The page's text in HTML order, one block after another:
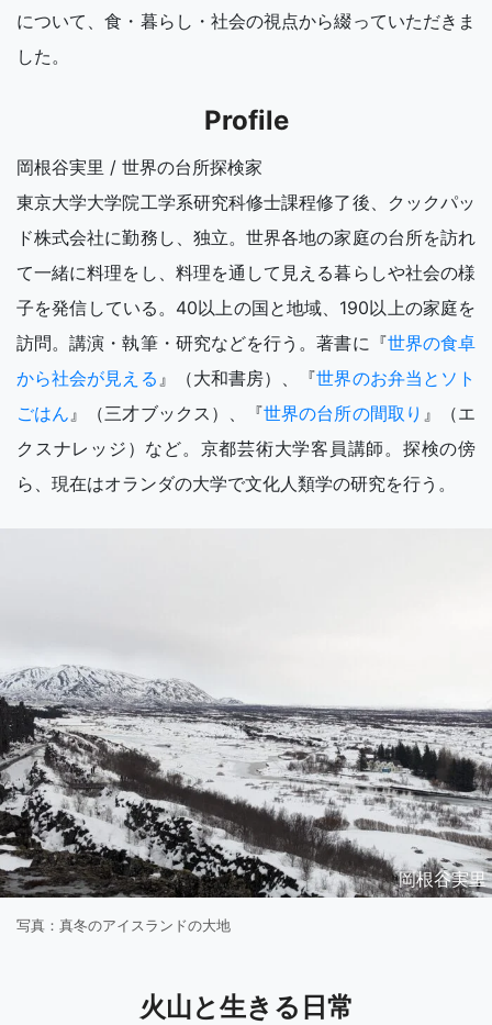
について、食・暮らし・社会の視点から綴っていただきま
した。
Profile
岡根谷実里 / 世界の台所探検家
東京大学大学院工学系研究科修士課程修了後、クックパッ
ド株式会社に勤務し、独立。世界各地の家庭の台所を訪れ
て一緒に料理をし、料理を通して見える暮らしや社会の様
子を発信している。40以上の国と地域、190以上の家庭を
訪問。講演・執筆・研究などを行う。著書に『世界の食卓
から社会が見える 』（大和書房）、『世界のお弁当とソト
ごはん』（三才ブックス）、『世界の台所の間取り 』（エ
クスナレッジ）など。京都芸術大学客員講師。探検の傍
ら、現在はオランダの大学で文化人類学の研究を行う。
岡根谷実里
写真：真冬のアイスランドの大地
火山と生きる日常